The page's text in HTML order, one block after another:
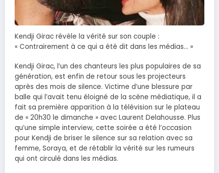
Kendji Girac révèle la vérité sur son couple :
« Contrairement à ce qui a été dit dans les médias… »
Kendji Girac, l’un des chanteurs les plus populaires de sa
génération, est enfin de retour sous les projecteurs
après des mois de silence. Victime d’une blessure par
balle qui l’avait tenu éloigné de la scène médiatique, il a
fait sa première apparition à la télévision sur le plateau
de « 20h30 le dimanche » avec Laurent Delahousse. Plus
qu’une simple interview, cette soirée a été l’occasion
pour Kendji de briser le silence sur sa relation avec sa
femme, Soraya, et de rétablir la vérité sur les rumeurs
qui ont circulé dans les médias.